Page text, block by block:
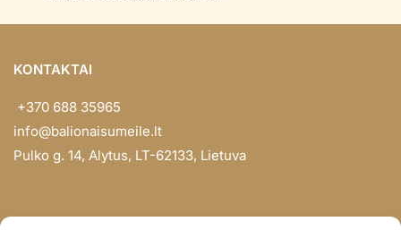
KONTAKTAI
+370 688 35965
info@balionaisumeile.lt
Pulko g. 14, Alytus, LT-62133, Lietuva